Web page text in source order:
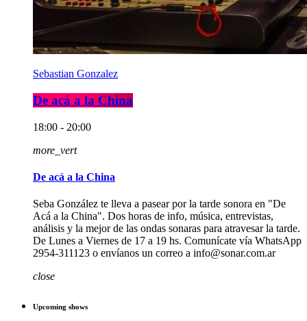
Sebastian Gonzalez
De acá a la China
18:00 - 20:00
more_vert
De acá a la China
Seba González te lleva a pasear por la tarde sonora en "De
Acá a la China". Dos horas de info, música, entrevistas,
análisis y la mejor de las ondas sonaras para atravesar la tarde.
De Lunes a Viernes de 17 a 19 hs. Comunícate vía WhatsApp
2954-311123 o envíanos un correo a info@sonar.com.ar
close
Upcoming shows